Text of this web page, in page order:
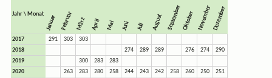
Jahr \ Monat Januar Februar März April Mai Juni Juli August SeptemberOktober November Dezember
2017 291 303
303
2018
274 289 289 276 274
290
2019
300 283
283
2020
263 283 280 258 244 243 242 258 260 250
251